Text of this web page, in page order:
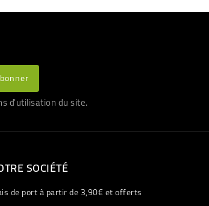
d'utilisation du site.
SOCIÉTÉ
de port à partir de 3,90€ et offerts